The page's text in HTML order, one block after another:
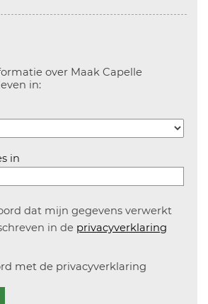
over Maak CapelleAanvinken
in:Aanvinken om informatie over
in
dat mijn gegevens verwerkt
in de privacyverklaring
met de privacyverklaring